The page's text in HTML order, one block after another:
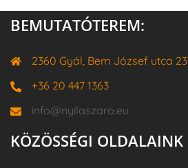
BEMUTATÓTEREM:
2360 Gyál, Bem József utca 23
+36 20 447 1363
info@nyilaszaro.eu
KÖZÖSSÉGI OLDALAINK